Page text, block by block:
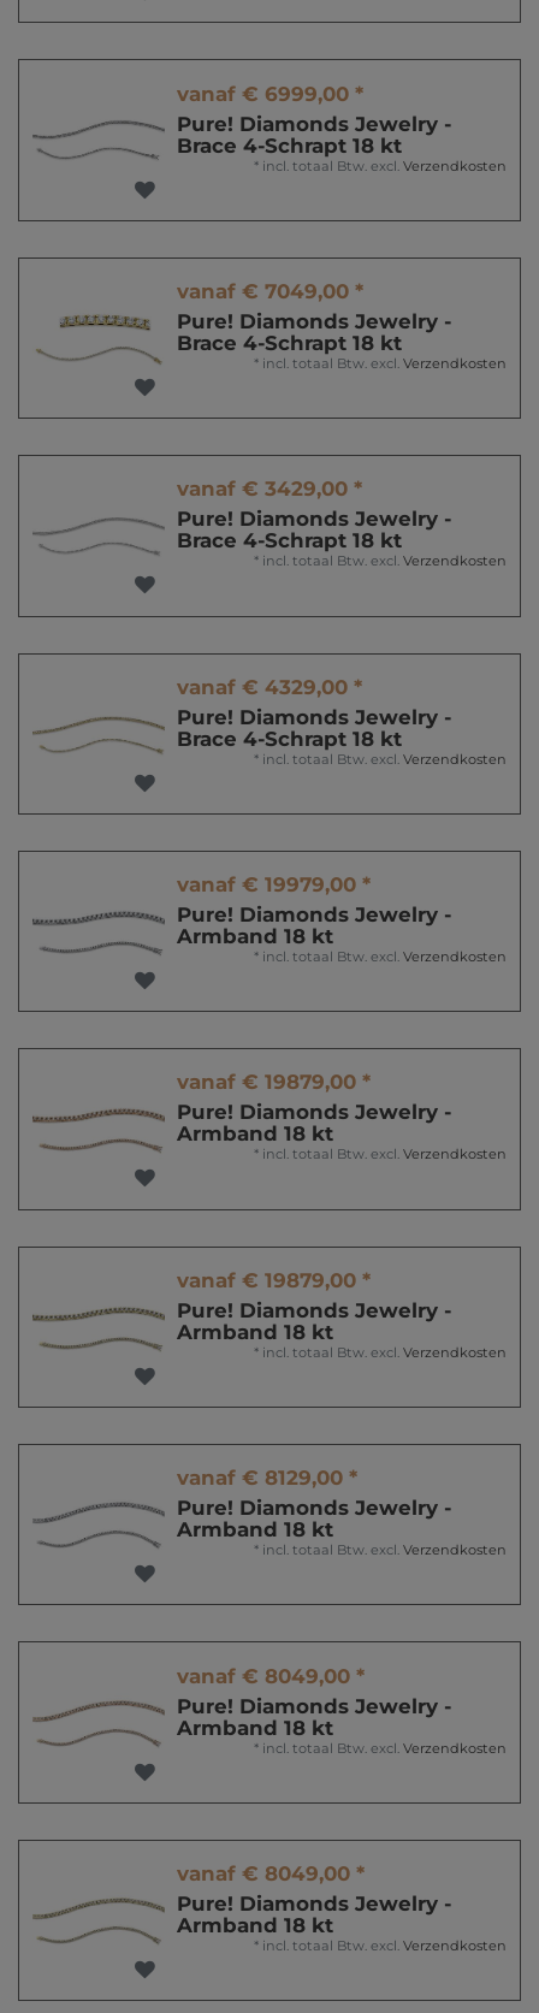
vanaf € 6999,00 *
Pure! Diamonds Jewelry -
Brace 4-Schrapt 18 kt
* incl. totaal Btw. excl. Verzendkosten
vanaf € 7049,00 *
Pure! Diamonds Jewelry -
Brace 4-Schrapt 18 kt
* incl. totaal Btw. excl. Verzendkosten
vanaf € 3429,00 *
Pure! Diamonds Jewelry -
Brace 4-Schrapt 18 kt
* incl. totaal Btw. excl. Verzendkosten
vanaf € 4329,00 *
Pure! Diamonds Jewelry -
Brace 4-Schrapt 18 kt
* incl. totaal Btw. excl. Verzendkosten
vanaf € 19979,00 *
Pure! Diamonds Jewelry -
Armband 18 kt
* incl. totaal Btw. excl. Verzendkosten
vanaf € 19879,00 *
Pure! Diamonds Jewelry -
Armband 18 kt
* incl. totaal Btw. excl. Verzendkosten
vanaf € 19879,00 *
Pure! Diamonds Jewelry -
Armband 18 kt
* incl. totaal Btw. excl. Verzendkosten
vanaf € 8129,00 *
Pure! Diamonds Jewelry -
Armband 18 kt
* incl. totaal Btw. excl. Verzendkosten
vanaf € 8049,00 *
Pure! Diamonds Jewelry -
Armband 18 kt
* incl. totaal Btw. excl. Verzendkosten
vanaf € 8049,00 *
Pure! Diamonds Jewelry -
Armband 18 kt
* incl. totaal Btw. excl. Verzendkosten